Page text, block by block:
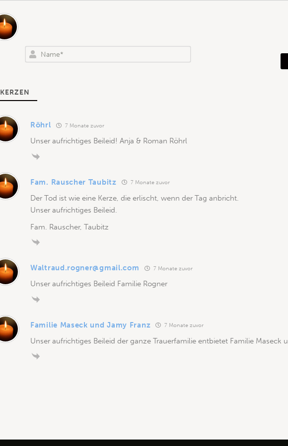
a
KERZEN
Röhrl 7 Monate zuvor
Unser aufrichtiges Beileid! Anja & Roman Röhrl
Fam. Rauscher Taubitz 7 Monate zuvor
Der Tod ist wie eine Kerze, die erlischt, wenn der Tag anbricht.
Unser aufrichtiges Beileid.
Fam. Rauscher, Taubitz
Waltraud.rogner@gmail.com 7 Monate zuvor
Unser aufrichtiges Beileid Familie Rogner
Familie Maseck und Jamy Franz 7 Monate zuvor
Unser aufrichtiges Beileid der ganze Trauerfamilie entbietet Familie Maseck